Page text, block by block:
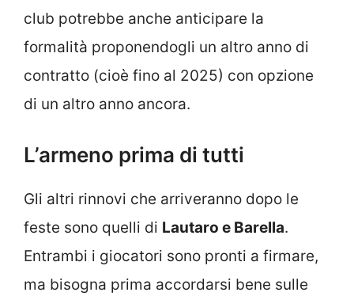
club potrebbe anche anticipare la
formalità proponendogli un altro anno di
contratto (cioè fino al 2025) con opzione
di un altro anno ancora.
L’armeno prima di tutti
Gli altri rinnovi che arriveranno dopo le
feste sono quelli di Lautaro e Barella.
Entrambi i giocatori sono pronti a firmare,
ma bisogna prima accordarsi bene sulle